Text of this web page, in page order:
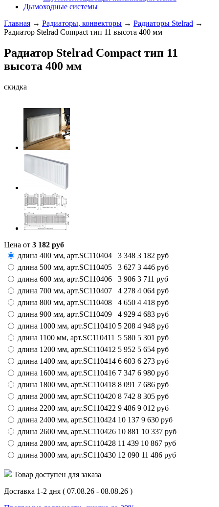
Дымоходные системы
Главная → Радиаторы, конвекторы → Радиаторы Stelrad →
Радиатор Stelrad Compact тип 11 высота 400 мм
Радиатор Stelrad Compact тип 11
высота 400 мм
скидка
Цена от 3 182 руб
длина 400 мм, арт.SC110404 3 348 3 182 руб
длина 500 мм, арт.SC110405 3 627 3 446 руб
длина 600 мм, арт.SC110406 3 906 3 711 руб
длина 700 мм, арт.SC110407 4 278 4 064 руб
длина 800 мм, арт.SC110408 4 650 4 418 руб
длина 900 мм, арт.SC110409 4 929 4 683 руб
длина 1000 мм, арт.SC110410 5 208 4 948 руб
длина 1100 мм, арт.SC110411 5 580 5 301 руб
длина 1200 мм, арт.SC110412 5 952 5 654 руб
длина 1400 мм, арт.SC110414 6 603 6 273 руб
длина 1600 мм, арт.SC110416 7 347 6 980 руб
длина 1800 мм, арт.SC110418 8 091 7 686 руб
длина 2000 мм, арт.SC110420 8 742 8 305 руб
длина 2200 мм, арт.SC110422 9 486 9 012 руб
длина 2400 мм, арт.SC110424 10 137 9 630 руб
длина 2600 мм, арт.SC110426 10 881 10 337 руб
длина 2800 мм, арт.SC110428 11 439 10 867 руб
длина 3000 мм, арт.SC110430 12 090 11 486 руб
Товар доступен для заказа
Доставка 1-2 дня ( 07.08.26 - 08.08.26 )